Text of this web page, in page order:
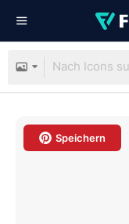
Speichern